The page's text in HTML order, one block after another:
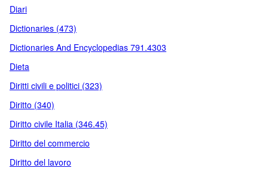
Diari
Dictionaries (473)
Dictionaries And Encyclopedias 791.4303
Dieta
Diritti civili e politici (323)
Diritto (340)
Diritto civile Italia (346.45)
Diritto del commercio
Diritto del lavoro